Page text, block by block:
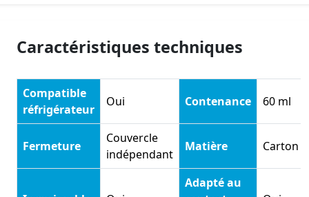
Caractéristiques techniques
Compatible
réfrigérateur
Oui Contenance 60 ml
Fermeture
Couvercle
indépendant
Matière Carton
Adapté au